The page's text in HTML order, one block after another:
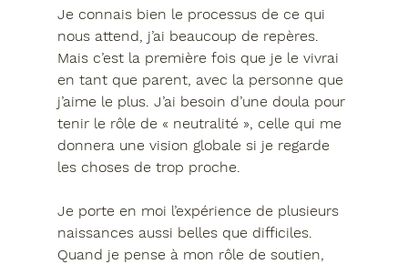
Je connais bien le processus de ce qui
nous attend, j’ai beaucoup de repères.
Mais c’est la première fois que je le vivrai
en tant que parent, avec la personne que
j’aime le plus. J’ai besoin d’une doula pour
tenir le rôle de « neutralité », celle qui me
donnera une vision globale si je regarde
les choses de trop proche.
Je porte en moi l’expérience de plusieurs
naissances aussi belles que difficiles.
Quand je pense à mon rôle de soutien,